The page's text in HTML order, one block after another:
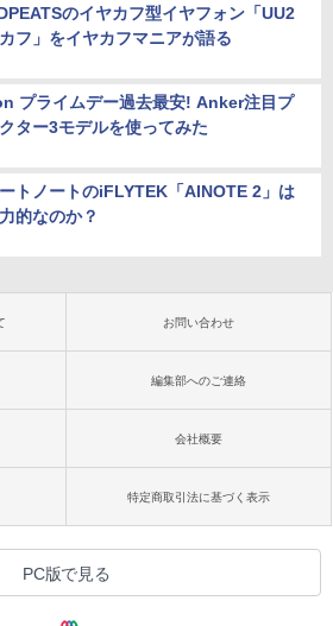
のイヤカフ型イヤフォン「UU2
フ」をイヤカフマニアが語る
プライムデー過去最安! Anker注目プ
ター3モデルを使ってみた
トノートのiFLYTEK「AINOTE 2」は
的なのか？
お問い合わせ
編集部へのご連絡
会社概要
特定商取引法に基づく表示
PC版で見る